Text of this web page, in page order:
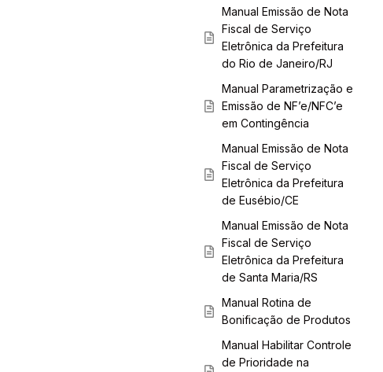
Manual Emissão de Nota
Fiscal de Serviço
Eletrônica da Prefeitura
do Rio de Janeiro/RJ
Manual Parametrização e
Emissão de NF’e/NFC’e
em Contingência
Manual Emissão de Nota
Fiscal de Serviço
Eletrônica da Prefeitura
de Eusébio/CE
Manual Emissão de Nota
Fiscal de Serviço
Eletrônica da Prefeitura
de Santa Maria/RS
Manual Rotina de
Bonificação de Produtos
Manual Habilitar Controle
de Prioridade na